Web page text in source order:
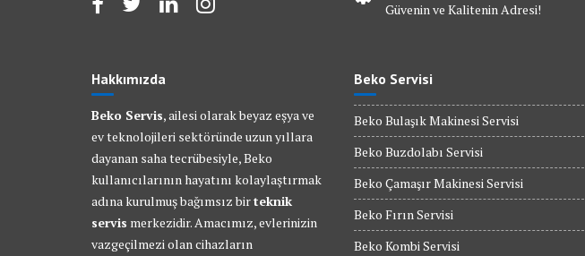
Güvenin ve Kalitenin Adresi!
Hakkımızda
Beko Servis, ailesi olarak beyaz eşya ve
ev teknolojileri sektöründe uzun yıllara
dayanan saha tecrübesiyle, Beko
kullanıcılarının hayatını kolaylaştırmak
adına kurulmuş bağımsız birteknik
servis merkezidir. Amacımız, evlerinizin
vazgeçilmezi olan cihazların
Beko Servisi
Beko Bulaşık Makinesi Servisi
Beko Buzdolabı Servisi
Beko Çamaşır Makinesi Servisi
Beko Fırın Servisi
Beko Kombi Servisi